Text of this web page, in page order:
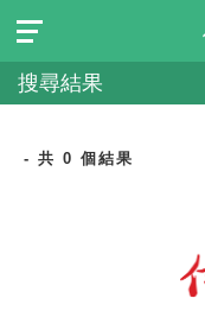
搜尋結果
- 共 0 個結果